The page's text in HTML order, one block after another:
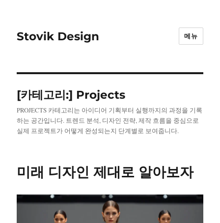
Stovik Design 메뉴
[카테고리:] Projects
PROJECTS 카테고리는 아이디어 기획부터 실행까지의 과정을 기록
하는 공간입니다. 트렌드 분석, 디자인 전략, 제작 흐름을 중심으로
실제 프로젝트가 어떻게 완성되는지 단계별로 보여줍니다.
미래 디자인 제대로 알아보자